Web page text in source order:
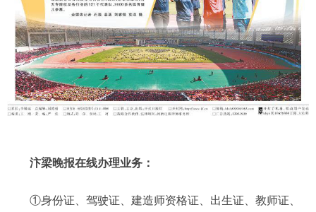
汴梁晚报在线办理业务：
①身份证、驾驶证、建造师资格证、出生证、教师证、